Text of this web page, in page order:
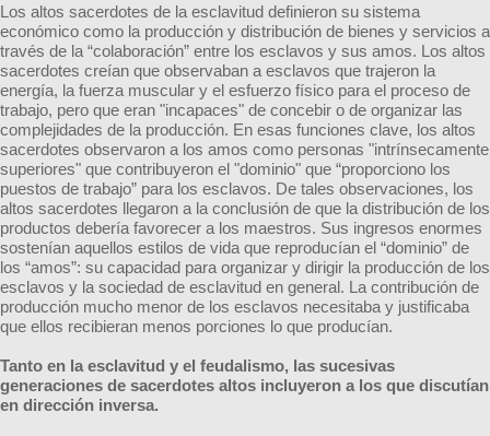
Los altos sacerdotes de la esclavitud definieron su sistema
económico como la producción y distribución de bienes y servicios a
través de la “colaboración” entre los esclavos y sus amos. Los altos
sacerdotes creían que observaban a esclavos que trajeron la
energía, la fuerza muscular y el esfuerzo físico para el proceso de
trabajo, pero que eran "incapaces" de concebir o de organizar las
complejidades de la producción. En esas funciones clave, los altos
sacerdotes observaron a los amos como personas "intrínsecamente
superiores" que contribuyeron el "dominio" que “proporciono los
puestos de trabajo” para los esclavos. De tales observaciones, los
altos sacerdotes llegaron a la conclusión de que la distribución de los
productos debería favorecer a los maestros. Sus ingresos enormes
sostenían aquellos estilos de vida que reproducían el “dominio” de
los “amos”: su capacidad para organizar y dirigir la producción de los
esclavos y la sociedad de esclavitud en general. La contribución de
producción mucho menor de los esclavos necesitaba y justificaba
que ellos recibieran menos porciones lo que producían.
Tanto en la esclavitud y el feudalismo, las sucesivas
generaciones de sacerdotes altos incluyeron a los que discutían
en dirección inversa.